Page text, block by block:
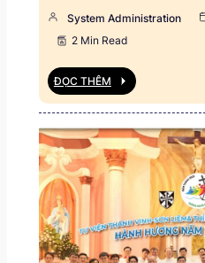
System Administration
2 Min Read
ĐỌC THÊM